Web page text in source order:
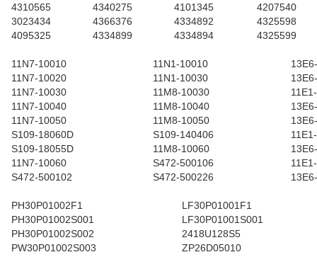
4310565
4340275 4101345
4207540
3023434
4366376 4334892
4325598
4095325
4334899 4334894 4325599
11N7-10010 11N1-10010
11N7-10020
11N1-10030
11N7-10030
11M8-10030
11N7-10040
11M8-10040
11N7-10050
11M8-10050
S109-18060D
S109-140406
S109-18055D
11M8-10060
11N7-10060
S472-500106
S472-500102
S472-500226
PH30P01002F1
LF30P01001F1
PH30P01002S001
LF30P01001S001
PH30P01002S002
2418U128S5
PW30P01002S003
ZP26D05010